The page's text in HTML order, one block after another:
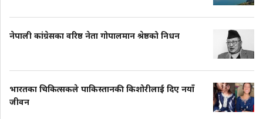
नेपाली कांग्रेसका वरिष्ठ नेता गोपालमान श्रेष्ठको निधन
भारतका चिकित्सकले पाकिस्तानकी किशोरीलाई दिए नयाँ
जीवन